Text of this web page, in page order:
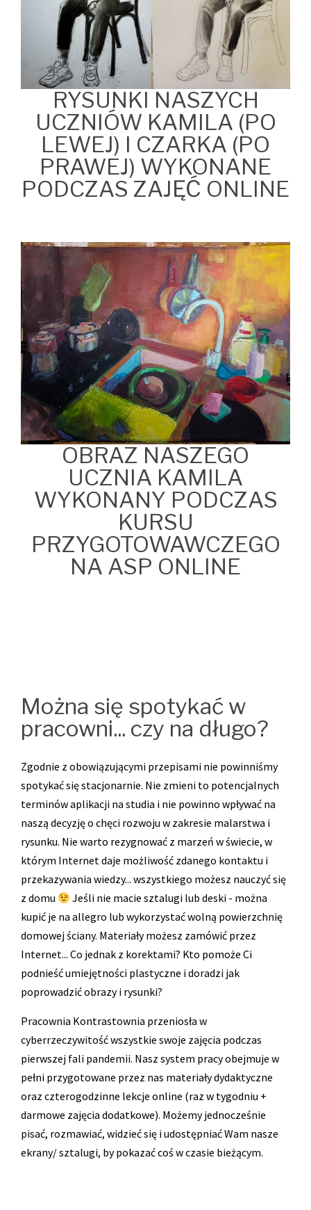
RYSUNKI NASZYCH
UCZNIÓW KAMILA (PO
LEWEJ) I CZARKA (PO
PRAWEJ) WYKONANE
PODCZAS ZAJĘĆ ONLINE
OBRAZ NASZEGO
UCZNIA KAMILA
WYKONANY PODCZAS
KURSU
PRZYGOTOWAWCZEGO
NA ASP ONLINE
Można się spotykać w
pracowni... czy na długo?
Zgodnie z obowiązującymi przepisami nie powinniśmy
spotykać się stacjonarnie. Nie zmieni to potencjalnych
terminów aplikacji na studia i nie powinno wpływać na
naszą decyzję o chęci rozwoju w zakresie malarstwa i
rysunku. Nie warto rezygnować z marzeń w świecie, w
którym Internet daje możliwość zdanego kontaktu i
przekazywania wiedzy... wszystkiego możesz nauczyć się
z domu
Jeśli nie macie sztalugi lub deski - można
kupić je na allegro lub wykorzystać wolną powierzchnię
domowej ściany. Materiały możesz zamówić przez
Internet... Co jednak z korektami? Kto pomoże Ci
podnieść umiejętności plastyczne i doradzi jak
poprowadzić obrazy i rysunki?
Pracownia Kontrastownia przeniosła w
cyberrzeczywitość wszystkie swoje zajęcia podczas
pierwszej fali pandemii. Nasz system pracy obejmuje w
pełni przygotowane przez nas materiały dydaktyczne
oraz czterogodzinne lekcje online (raz w tygodniu +
darmowe zajęcia dodatkowe). Możemy jednocześnie
pisać, rozmawiać, widzieć się i udostępniać Wam nasze
ekrany/ sztalugi, by pokazać coś w czasie bieżącym.